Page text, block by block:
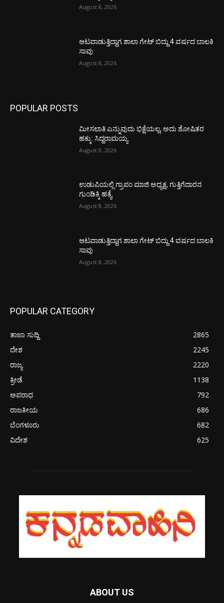
August 8, 2026
ಆಟವಾಡುತ್ತಿದ್ದಾಗ ಶಾಲಾ ಗೇಟ್‌ ಬಿದ್ದು 4 ವರ್ಷದ ಬಾಲಕಿ
ಸಾವು
August 8, 2026
POPULAR POSTS
ಮೀಸಲಾತಿ ಎನ್ನುವುದು ಭಿಕ್ಷೆಯಲ್ಲ, ಅದು ಶೋಷಿತರ
ಹಕ್ಕು: ಸಿದ್ದರಾಮಯ್ಯ
August 8, 2026
ಉಡುಪಿಯಲ್ಲಿ ಗ್ರಾಪಂ ಮಾಜಿ ಅಧ್ಯಕ್ಷ, ಗುತ್ತಿಗೆದಾರನ
ಗುಂಡಿಕ್ಕಿ ಹತ್ಯೆ
August 8, 2026
ಆಟವಾಡುತ್ತಿದ್ದಾಗ ಶಾಲಾ ಗೇಟ್‌ ಬಿದ್ದು 4 ವರ್ಷದ ಬಾಲಕಿ
ಸಾವು
August 8, 2026
POPULAR CATEGORY
ತಾಜಾ ಸುದ್ದಿ
2865
ದೇಶ
2245
ರಾಜ್ಯ
2220
ಕ್ರೀಡೆ
1138
ಅಪರಾಧ
792
ರಾಜಕೀಯ
686
ಬೆಂಗಳೂರು
682
ವಿದೇಶ
625
ABOUT US